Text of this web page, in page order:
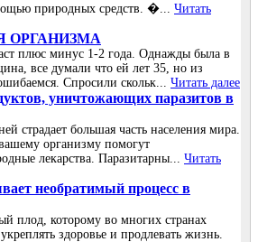
природных средств. �... Читать
ОРГАНИЗМА
плюс минус 1-2 года. Однажды была в
все думали что ей лет 35, но из
Спросили скольк... Читать далее
уничтожающих паразитов в
страдает большая часть населения мира.
организму помогут
лекарства. Паразитарны... Читать
необратимый процесс в
плод, которому во многих странах
здоровье и продлевать жизнь.